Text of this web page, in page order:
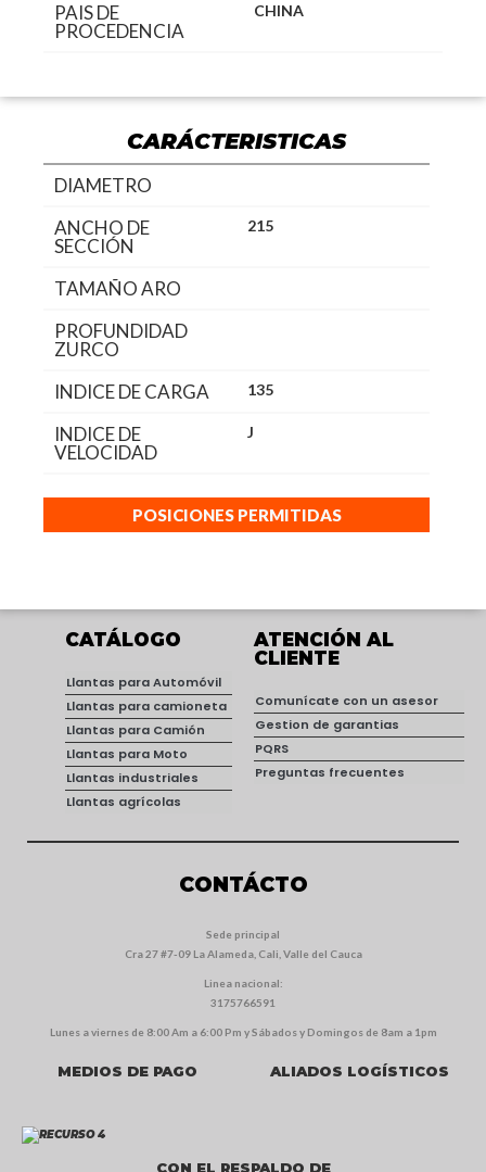
PAIS DE
PROCEDENCIA
CHINA
CARÁCTERISTICAS
DIAMETRO
ANCHO DE
SECCIÓN
215
TAMAÑO ARO
PROFUNDIDAD
ZURCO
INDICE DE CARGA
135
INDICE DE
VELOCIDAD
J
POSICIONES PERMITIDAS
CATÁLOGO
Llantas para Automóvil
Llantas para camioneta
Llantas para Camión
Llantas para Moto
Llantas industriales
Llantas agrícolas
ATENCIÓN AL
CLIENTE
Comunícate con un asesor
Gestion de garantias
PQRS
Preguntas frecuentes
CONTÁCTO
Sede principal
Cra 27 #7-09 La Alameda, Cali, Valle del Cauca
Linea nacional:
3175766591
Lunes a viernes de 8:00 Am a 6:00 Pm y Sábados y Domingos de 8am a 1pm
MEDIOS DE PAGO ALIADOS LOGÍSTICOS
CON EL RESPALDO DE